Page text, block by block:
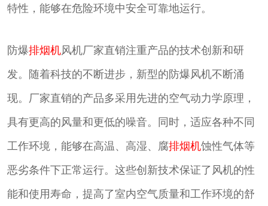
特性，能够在危险环境中安全可靠地运行。
防爆排烟机风机厂家直销注重产品的技术创新和研
发。随着科技的不断进步，新型的防爆风机不断涌
现。厂家直销的产品多采用先进的空气动力学原理，
具有更高的风量和更低的噪音。同时，适应各种不同
工作环境，能够在高温、高湿、腐排烟机蚀性气体等
恶劣条件下正常运行。这些创新技术保证了风机的性
能和使用寿命，提高了室内空气质量和工作环境的舒